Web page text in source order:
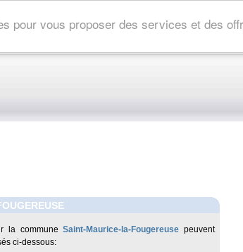
pour vous proposer des services et des
la communeSaint-Maurice-la-Fougereuse peuvent
ci-dessous: